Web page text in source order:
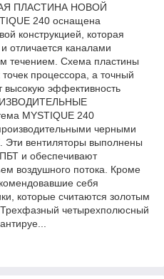
ПЛАСТИНА НОВОЙ
240 оснащена
конструкцией, которая
отличается каналами
течением. Схема пластины
процессора, а точный
высокую эффективность
MYSTIQUE 240
черными
Эти вентиляторы выполнены
и обеспечивают
воздушного потока. Кроме
себя
которые считаются золотым
четырехполюсный